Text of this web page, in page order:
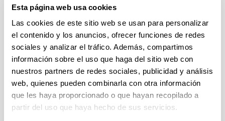
Esta página web usa cookies
Las cookies de este sitio web se usan para personalizar
el contenido y los anuncios, ofrecer funciones de redes
sociales y analizar el tráfico. Además, compartimos
información sobre el uso que haga del sitio web con
nuestros partners de redes sociales, publicidad y análisis
web, quienes pueden combinarla con otra información
que les haya proporcionado o que hayan recopilado a
partir del uso que haya hecho de sus servicios.
Ayudas económicas para
estudiantes de programas
internacionales
Erasmus+